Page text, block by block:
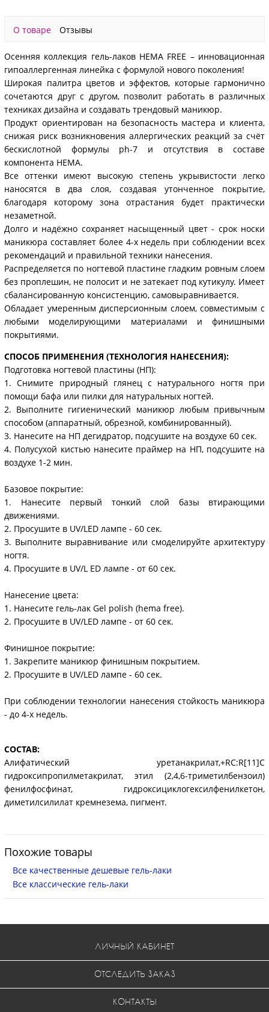
О товаре Отзывы
Осенняя коллекция гель-лаков HEMA FREE – инновационная
гипоаллергенная линейка с формулой нового поколения!
Широкая палитра цветов и эффектов, которые гармонично
сочетаются друг с другом, позволит работать в различных
техниках дизайна и создавать трендовый маникюр.
Продукт ориентирован на безопасность мастера и клиента,
снижая риск возникновения аллергических реакций за счёт
бескислотной формулы ph-7 и отсутствия в составе
компонента HEMA.
Все оттенки имеют высокую степень укрывистости легко
наносятся в два слоя, создавая утонченное покрытие,
благодаря которому зона отрастания будет практически
незаметной.
Долго и надёжно сохраняет насыщенный цвет - срок носки
маникюра составляет более 4-х недель при соблюдении всех
рекомендаций и правильной техники нанесения.
Распределяется по ногтевой пластине гладким ровным слоем
без проплешин, не полосит и не затекает под кутикулу. Имеет
сбалансированную консистенцию, самовыравнивается.
Обладает умеренным дисперсионным слоем, совместимым с
любыми моделирующими материалами и финишными
покрытиями.
СПОСОБ ПРИМЕНЕНИЯ (ТЕХНОЛОГИЯ НАНЕСЕНИЯ):
Подготовка ногтевой пластины (НП):
1. Снимите природный глянец с натурального ногтя при
помощи бафа или пилки для натуральных ногтей.
2. Выполните гигиенический маникюр любым привычным
способом (аппаратный, обрезной, комбинированный).
3. Нанесите на НП дегидратор, подсушите на воздухе 60 сек.
4. Полусухой кистью нанесите праймер на НП, подсушите на
воздухе 1-2 мин.
Базовое покрытие:
1. Нанесите первый тонкий слой базы втирающими
движениями.
2. Просушите в UV/LED лампе - 60 сек.
3. Выполните выравнивание или смоделируйте архитектуру
ногтя.
4. Просушите в UV/L ED лампе - от 60 сек.
Нанесение цвета:
1. Нанесите гель-лак Gel polish (hema free).
2. Просушите в UV/LED лампе - от 60 сек.
Финишное покрытие:
1. Закрепите маникюр финишным покрытием.
2. Просушите в UV/LED лампе - 60 сек.
При соблюдении технологии нанесения стойкость маникюра
- до 4-х недель.
СОСТАВ:
Алифатический уретанакрилат,+RC:R[11]C
гидроксипропилметакрилат, этил (2,4,6-триметилбензоил)
фенилфосфинат, гидроксициклогексилфенилкетон,
диметилсилилат кремнезема, пигмент.
Похожие товары
Все качественные дешевые гель-лаки
Все классические гель-лаки
ЛИЧНЫЙ КАБИНЕТ
ОТСЛЕДИТЬ ЗАКАЗ
КОНТАКТЫ